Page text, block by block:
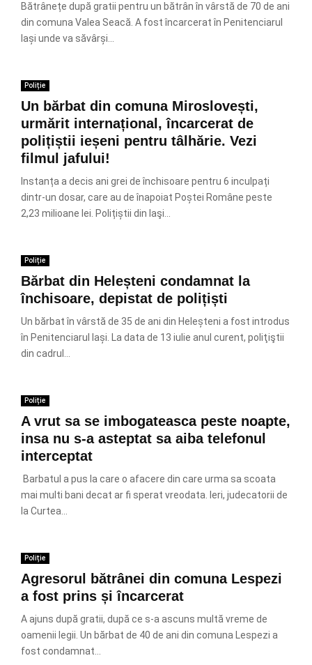
Bătrânețe după gratii pentru un bătrân în vârstă de 70 de ani
din comuna Valea Seacă. A fost încarcerat în Penitenciarul
Iași unde va săvârși...
Poliție
Un bărbat din comuna Miroslovești,
urmărit internațional, încarcerat de
polițiștii ieșeni pentru tâlhărie. Vezi
filmul jafului!
Instanța a decis ani grei de închisoare pentru 6 inculpați
dintr-un dosar, care au de înapoiat Poștei Române peste
2,23 milioane lei. Polițiștii din Iaşi...
Poliție
Bărbat din Heleșteni condamnat la
închisoare, depistat de polițiști
Un bărbat în vârstă de 35 de ani din Heleșteni a fost introdus
în Penitenciarul Iași. La data de 13 iulie anul curent, poliţiştii
din cadrul...
Poliție
A vrut sa se imbogateasca peste noapte,
insa nu s-a asteptat sa aiba telefonul
interceptat
Barbatul a pus la care o afacere din care urma sa scoata
mai multi bani decat ar fi sperat vreodata. Ieri, judecatorii de
la Curtea...
Poliție
Agresorul bătrânei din comuna Lespezi
a fost prins și încarcerat
A ajuns după gratii, după ce s-a ascuns multă vreme de
oamenii legii. Un bărbat de 40 de ani din comuna Lespezi a
fost condamnat...